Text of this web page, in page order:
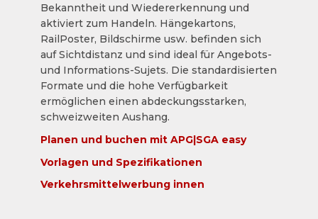
Bekanntheit und Wiedererkennung und
aktiviert zum Handeln. Hängekartons,
RailPoster, Bildschirme usw. befinden sich
auf Sichtdistanz und sind ideal für Angebots-
und Informations-Sujets. Die standardisierten
Formate und die hohe Verfügbarkeit
ermöglichen einen abdeckungsstarken,
schweizweiten Aushang.
Planen und buchen mit APG|SGA easy
Vorlagen und Spezifikationen
Verkehrsmittelwerbung innen